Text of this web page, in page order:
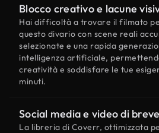
Blocco creativo e lacune
Hai difficoltà a trovare il filmato
questo divario con scene reali
selezionate e una rapida
intelligenza artificiale,
creatività e soddisfare le tue
minuti.
Social media e video di
La libreria di Coverr, ottimizzata